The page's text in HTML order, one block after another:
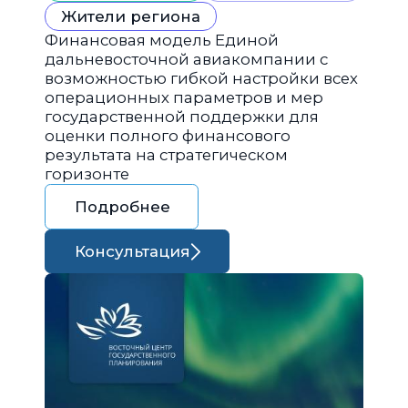
Жители региона
Финансовая модель Единой
дальневосточной авиакомпании с
возможностью гибкой настройки всех
операционных параметров и мер
государственной поддержки для
оценки полного финансового
результата на стратегическом
горизонте
Подробнее
Консультация